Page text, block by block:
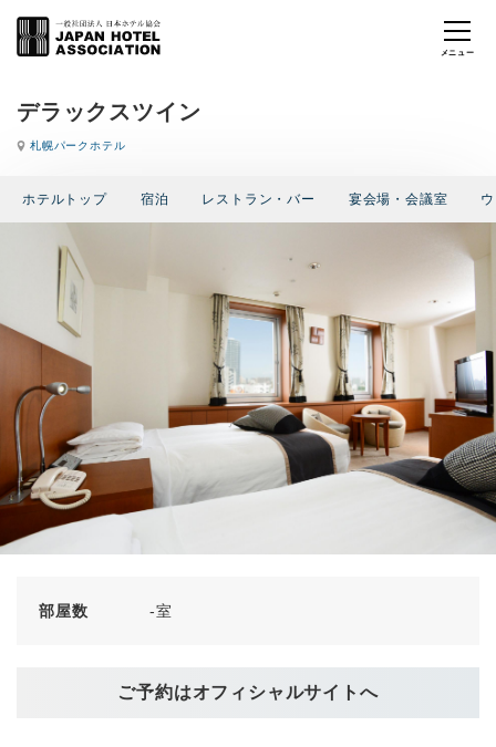
デラックスツイン
札幌パークホテル
ホテルトップ 宿泊 レストラン・バー 宴会場・会議室
ご予約はオフィシャルサイトへ
部屋数 -室